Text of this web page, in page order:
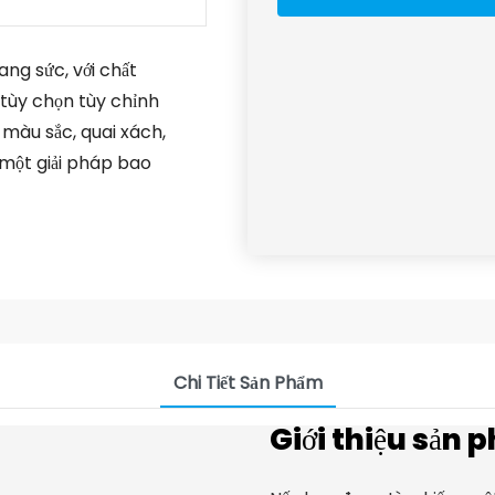
sức, với chất
chọn tùy chỉnh
sắc, quai xách,
giải pháp bao
Chi Tiết Sản Phẩm
Giới thiệu sản